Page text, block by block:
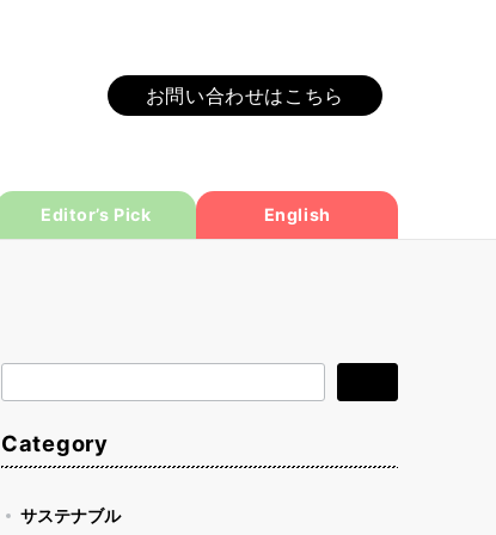
お問い合わせはこちら
Editor’s Pick English
索
Category
サステナブル